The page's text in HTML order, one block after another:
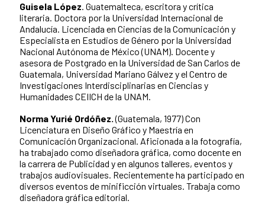
Guisela López. Guatemalteca, escritora y crítica
literaria. Doctora por la Universidad Internacional de
Andalucía. Licenciada en Ciencias de la Comunicación y
Especialista en Estudios de Género por la Universidad
Nacional Autónoma de México (UNAM). Docente y
asesora de Postgrado en la Universidad de San Carlos de
Guatemala, Universidad Mariano Gálvez y el Centro de
Investigaciones Interdisciplinarias en Ciencias y
Humanidades CEIICH de la UNAM.
Norma Yurié Ordóñez.(Guatemala, 1977) Con
Licenciatura en Diseño Gráfico y Maestría en
Comunicación Organizacional. Aficionada a la fotografía,
ha trabajado como diseñadora gráfica, como docente en
la carrera de Publicidad y en algunos talleres, eventos y
trabajos audiovisuales. Recientemente ha participado en
diversos eventos de minificción virtuales. Trabaja como
diseñadora gráfica editorial.